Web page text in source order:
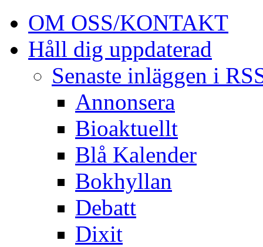
OM OSS/KONTAKT
Håll dig uppdaterad
Senaste inläggen i
Annonsera
Bioaktuellt
Blå Kalender
Bokhyllan
Debatt
Dixit